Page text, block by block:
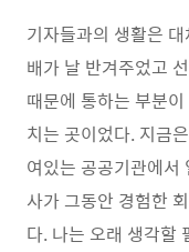
기자들과의 생활은
배가 날 반겨주었고
때문에 통하는 부분
치는 곳이었다. 지금
여있는 공공기관에서
사가 그동안 경험한
다. 나는 오래 생각할